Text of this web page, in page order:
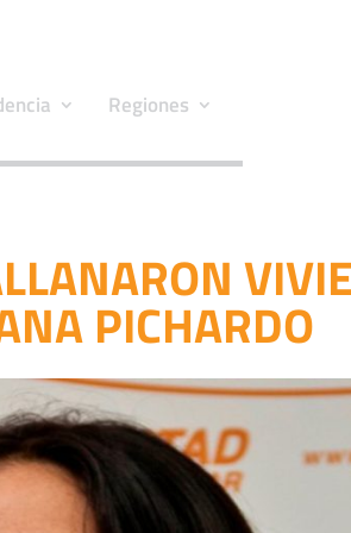
Regiones
PICHARDO